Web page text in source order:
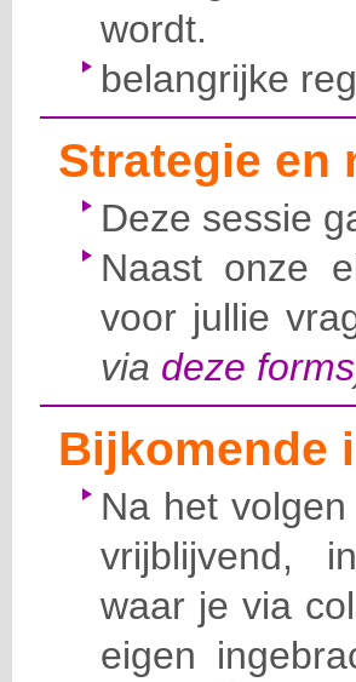
wordt.
belangrijke
Strategie en
Deze sessie
Naast onze
voor jullie
via deze forms
Bijkomende
Na het
vrijblijvend,
waar je via
eigen